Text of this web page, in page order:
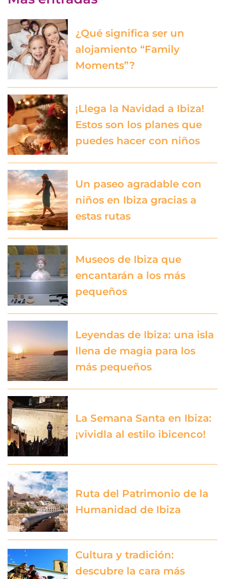
¿Qué significa ser un
alojamiento “Family
Moments”?
¡Llega la Navidad a Ibiza!
Estos son los planes que
puedes hacer con niños
Un paseo agradable con
niños en Ibiza gracias a
estas rutas
Museos de Ibiza que
encantarán a los más
pequeños
Leyendas de Ibiza: una isla
llena de magia para los
más pequeños
La Semana Santa en Ibiza:
¡vividla al estilo ibicenco!
Ruta del Patrimonio de la
Humanidad de Ibiza
Cultura y tradición:
descubre la cara más